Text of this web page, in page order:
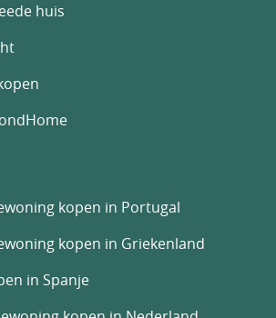
huis
kopen in Portugal
kopen in Griekenland
in Spanje